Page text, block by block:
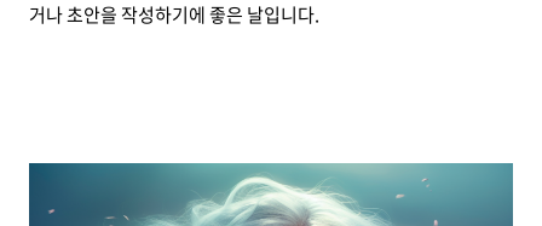
거나 초안을 작성하기에 좋은 날입니다.